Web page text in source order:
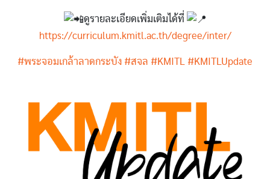
ดูรายละเอียดเพิ่มเติมได้ที่
https://curriculum.kmitl.ac.th/degree/inter/
#พระจอมเกล้าลาดกระบัง #สจล #KMITL #KMITLUpdate